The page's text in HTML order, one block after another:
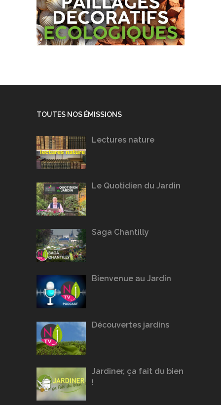
TOUTES NOS ÉMISSIONS
Lectures nature
Le Quotidien du Jardin
Saga Chantilly
Bienvenue au Jardin
Découvertes jardins
Jardiner, ça fait du bien
!